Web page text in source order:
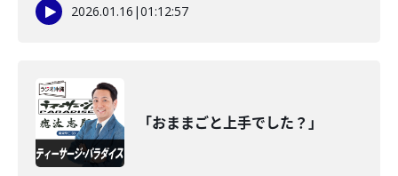
2026.01.16 |01:12:57
「おままごと上手でした？」